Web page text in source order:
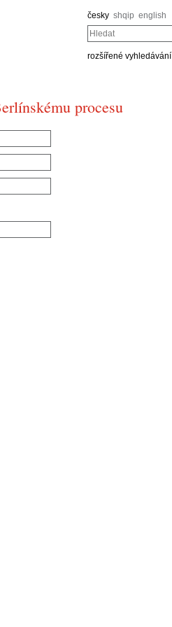
česky shqip english
Hledat
rozšířené vyhledávání
procesu